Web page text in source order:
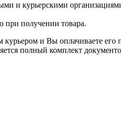
и курьерскими
при получении товара.
курьером и Вы оплачиваете его
полный комплект